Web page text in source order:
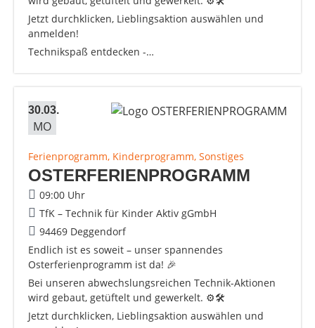
Jetzt durchklicken, Lieblingsaktion auswählen und
anmelden!
Technikspaß entdecken -…
30.03.
MO
Ferienprogramm, Kinderprogramm, Sonstiges
OSTERFERIENPROGRAMM
09:00 Uhr
TfK – Technik für Kinder Aktiv gGmbH
94469 Deggendorf
Endlich ist es soweit – unser spannendes
Osterferienprogramm ist da! 🎉
Bei unseren abwechslungsreichen Technik-Aktionen
wird gebaut, getüftelt und gewerkelt. ⚙️🛠️
Jetzt durchklicken, Lieblingsaktion auswählen und